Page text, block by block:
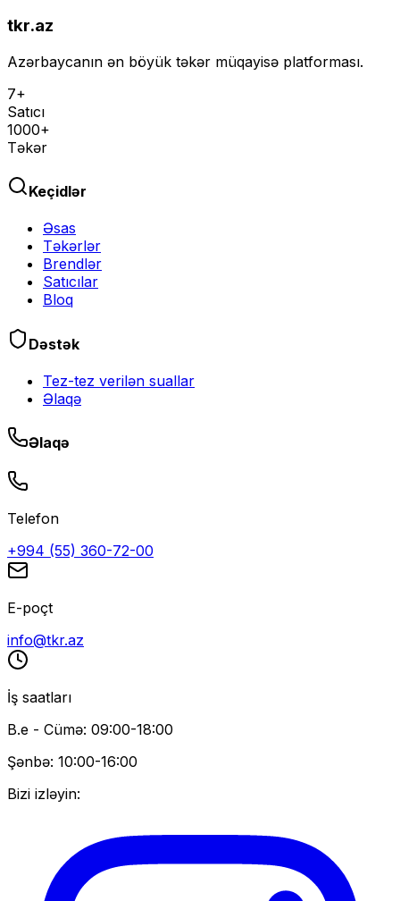
tkr.az
Azərbaycanın ən böyük təkər müqayisə platforması.
7+
Satıcı
1000+
Təkər
Keçidlər
Əsas
Təkərlər
Brendlər
Satıcılar
Bloq
Dəstək
Tez-tez verilən suallar
Əlaqə
Əlaqə
Telefon
+994 (55) 360-72-00
E-poçt
info@tkr.az
İş saatları
B.e - Cümə: 09:00-18:00
Şənbə: 10:00-16:00
Bizi izləyin: